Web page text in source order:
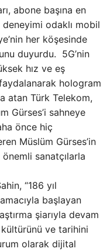
abone başına en
odaklı mobil
her köşesinde
duyurdu. 5G’nin
hız ve eş
hologram
atan Türk Telekom,
Gürses’i sahneye
önce hiç
Müslüm Gürses’in
sanatçılarla
“186 yıl
başlayan
şiarıyla devam
kültürünü ve tarihini
olarak dijital